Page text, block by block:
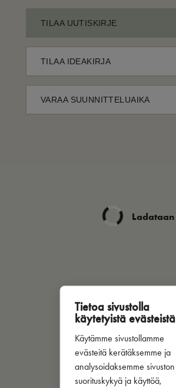
Tietoa sivustolla
käytetyistä evästeistä
Käytämme sivustollamme
evästeitä kerätäksemme ja
analysoidaksemme sivuston
suorituskykyä ja käyttöä,
TILAA UUTISKIRJE
TILAA IDEAKIRJA
VARAA SUUNNITTELUAIKA
Ladataan